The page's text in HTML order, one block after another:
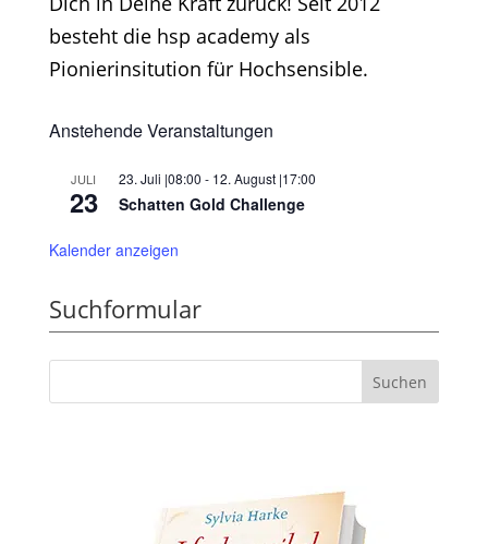
besteht die hsp academy als
Pionierinsitution für Hochsensible.
Anstehende Veranstaltungen
JULI
23
23. Juli |08:00 - 12. August |17:00
Schatten Gold Challenge
Kalender anzeigen
Suchformular